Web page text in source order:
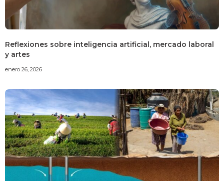
Reflexiones sobre inteligencia artificial, mercado laboral
y artes
enero 26, 2026